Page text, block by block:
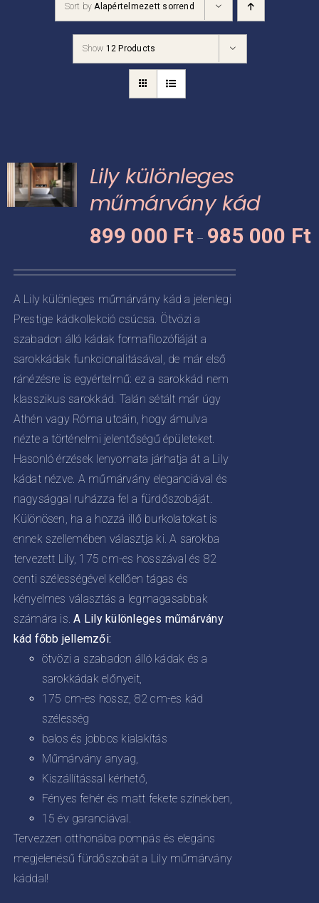
Kádpróba
Prestige-ről
Sort byAlapértelmezett sorrend
Show 12 Products
Lily különleges
műmárvány kád
899 000 Ft – 985 000 Ft
A Lily különleges műmárvány kád a jelenlegi
Prestige kádkollekció csúcsa. Ötvözi a
szabadon álló kádak formafilozófiáját a
sarokkádak funkcionalitásával, de már első
ránézésre is egyértelmű: ez a sarokkád nem
klasszikus sarokkád. Talán sétált már úgy
Athén vagy Róma utcáin, hogy ámulva
nézte a történelmi jelentőségű épületeket.
Hasonló érzések lenyomata járhatja át a Lily
kádat nézve. A műmárvány eleganciával és
nagysággal ruházza fel a fürdőszobáját.
Különösen, ha a hozzá illő burkolatokat is
ennek szellemében választja ki. A sarokba
tervezett Lily, 175 cm-es hosszával és 82
centi szélességével kellően tágas és
kényelmes választás a legmagasabbak
számára is.A Lily különleges műmárvány
kád főbb jellemzői:
ötvözi a szabadon álló kádak és a
sarokkádak előnyeit,
175 cm-es hossz, 82 cm-es kád
szélesség
balos és jobbos kialakítás
Műmárvány anyag,
Kiszállítással kérhető,
Fényes fehér és matt fekete színekben,
15 év garanciával.
Tervezzen otthonába pompás és elegáns
megjelenésű fürdőszobát a Lily műmárvány
káddal!